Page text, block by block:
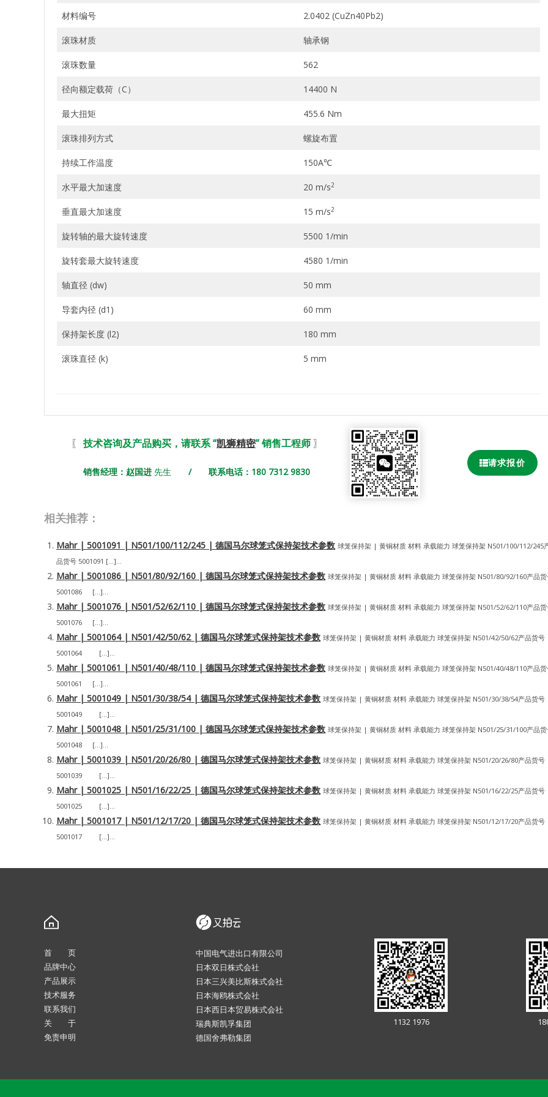
材料编号 2.0402 (CuZn40Pb2)
滚珠材质 轴承钢
滚珠数量 562
径向额定载荷（C） 14400 N
最大扭矩 455.6 Nm
滚珠排列方式 螺旋布置
持续工作温度 150A℃
水平最大加速度 20 m/s2
垂直最大加速度 15 m/s2
旋转轴的最大旋转速度 5500 1/min
旋转套最大旋转速度 4580 1/min
轴直径 (dw) 50 mm
导套内径 (d1) 60 mm
保持架长度 (l2) 180 mm
滚珠直径 (k) 5 mm
〖 技术咨询及产品购买，请联系 “凯狮精密” 销售工程师〗
销售经理：赵国进先生 / 联系电话：180 7312 9830
请求报价
相关推荐：
Mahr | 5001091 | N501/100/112/245 | 德国马尔球笼式保持架技术参数 球笼保持架 | 黄铜材质 材料 承载能力 球笼保持架 N501/100/112/245
品货号 5001091 […]...
Mahr | 5001086 | N501/80/92/160 | 德国马尔球笼式保持架技术参数 球笼保持架 | 黄铜材质 材料 承载能力 球笼保持架 N501/80/92/160产品
5001086 […]...
Mahr | 5001076 | N501/52/62/110 | 德国马尔球笼式保持架技术参数 球笼保持架 | 黄铜材质 材料 承载能力 球笼保持架 N501/52/62/110产品
5001076 […]...
Mahr | 5001064 | N501/42/50/62 | 德国马尔球笼式保持架技术参数 球笼保持架 | 黄铜材质 材料 承载能力 球笼保持架 N501/42/50/62产品货号
5001064 […]...
Mahr | 5001061 | N501/40/48/110 | 德国马尔球笼式保持架技术参数 球笼保持架 | 黄铜材质 材料 承载能力 球笼保持架 N501/40/48/110产品
5001061 […]...
Mahr | 5001049 | N501/30/38/54 | 德国马尔球笼式保持架技术参数 球笼保持架 | 黄铜材质 材料 承载能力 球笼保持架 N501/30/38/54产品货号
5001049 […]...
Mahr | 5001048 | N501/25/31/100 | 德国马尔球笼式保持架技术参数 球笼保持架 | 黄铜材质 材料 承载能力 球笼保持架 N501/25/31/100产品
5001048 […]...
Mahr | 5001039 | N501/20/26/80 | 德国马尔球笼式保持架技术参数 球笼保持架 | 黄铜材质 材料 承载能力 球笼保持架 N501/20/26/80产品货号
5001039 […]...
Mahr | 5001025 | N501/16/22/25 | 德国马尔球笼式保持架技术参数 球笼保持架 | 黄铜材质 材料 承载能力 球笼保持架 N501/16/22/25产品货号
5001025 […]...
Mahr | 5001017 | N501/12/17/20 | 德国马尔球笼式保持架技术参数 球笼保持架 | 黄铜材质 材料 承载能力 球笼保持架 N501/12/17/20产品货号
5001017 […]...
首 页
品牌中心
产品展示
技术服务
联系我们
关 于
免责申明
中国电气进出口有限公司
日本双日株式会社
日本三兴美比斯株式会社
日本海鸥株式会社
日本西日本贸易株式会社
瑞典斯凯孚集团
德国舍弗勒集团
1132 1976